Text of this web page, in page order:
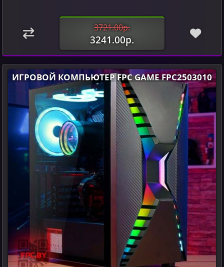
3721.00р.
3241.00р.
ИГРОВОЙ КОМПЬЮТЕР FPC GAME FPC2503010